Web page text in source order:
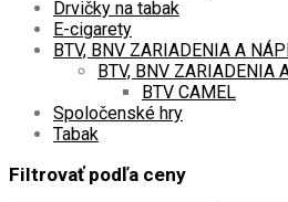
Drvičky na tabak
E-cigarety
BTV, BNV ZARIADENIA A
BTV, BNV ZARIADENIA
BTV CAMEL
Spoločenské hry
Tabak
Filtrovať podľa ceny